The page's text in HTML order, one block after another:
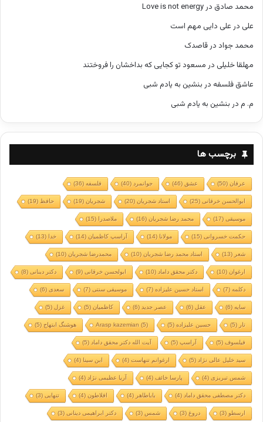
محمد صادق در Love is not energy
علی در علی دایی مهم است
محمد جواد در قاصدک
مهلقا خلیلی در مسعود تو کجایی که بداخشان را فروختند
عاشق فلسفه در بنشین به یادم شبی
م. م در بنشین به یادم شبی
برچسب ها
عرفان(50) عشق (46) جوانمرد (40) فلسفه(36)
ابوالحسن خرقانی(25) استاد شجریان(20) شجریان(19) حافظ (19)
موسیقی(17) محمد رضا شجریان(16) ملاصدرا (15)
حکمت خسروانی(15) مولانا (14) آراسپ کاظمیان(14) خدا (13)
شعر (13) استاد محمد رضا شجریان(10) محمدرضا شجریان(10)
ارغوان(10) دکتر محقق داماد (10) ابولحسن خرقانی(9) دکتر دینانی(8)
دکلمه(7) استاد حسین علیزاده(7) موسیقی سنتی(7) سعدی(6)
سایه(6) عقل (6) عصر جدید (6) کاظمیان(5) غزل (5)
تار (5) حسین علیزاده(5)
Arasp kazemian (5) هوشنگ ابتهاج(5)
فیلسوف(5) آراسپ(5) آیت الله دکتر محقق داماد (5)
سید خلیل عالی نژاد (5) ارغوانم تنهاست(4) ابن سینا (4)
شمس تبریزی(4) پارسا خائف(4) آریا عظیمی نژاد (4)
دکتر مصطفی محقق داماد (4) باباطاهر (4) افلاطون(4) تنهایی(3)
ارسطو (3) دروغ (3) شمس (3) دکتر ابراهیمی دینانی(3)